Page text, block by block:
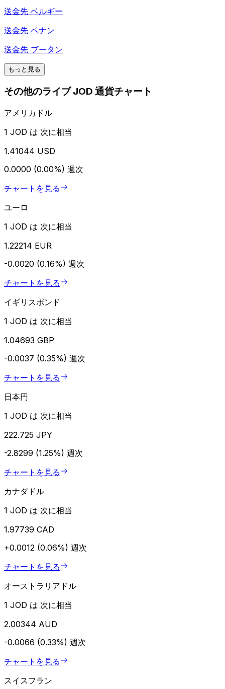
送金先 ベルギー
送金先 ベナン
送金先 ブータン
もっと見る
その他のライブ JOD 通貨チャート
アメリカドル
1 JOD は 次に相当
1.41044 USD
0.0000 (0.00%) 週次
チャートを見る
ユーロ
1 JOD は 次に相当
1.22214 EUR
-0.0020 (0.16%) 週次
チャートを見る
イギリスポンド
1 JOD は 次に相当
1.04693 GBP
-0.0037 (0.35%) 週次
チャートを見る
日本円
1 JOD は 次に相当
222.725 JPY
-2.8299 (1.25%) 週次
チャートを見る
カナダドル
1 JOD は 次に相当
1.97739 CAD
+0.0012 (0.06%) 週次
チャートを見る
オーストラリアドル
1 JOD は 次に相当
2.00344 AUD
-0.0066 (0.33%) 週次
チャートを見る
スイスフラン